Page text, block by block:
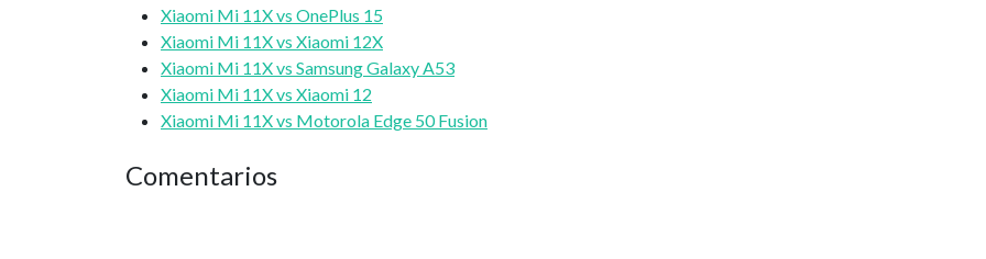
Xiaomi Mi 11X vs OnePlus 15
Xiaomi Mi 11X vs Xiaomi 12X
Xiaomi Mi 11X vs Samsung Galaxy A53
Xiaomi Mi 11X vs Xiaomi 12
Xiaomi Mi 11X vs Motorola Edge 50 Fusion
Comentarios